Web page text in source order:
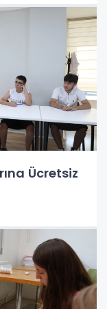
Ücretsiz